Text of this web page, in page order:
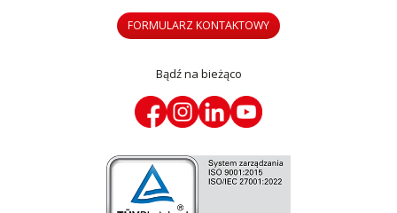
FORMULARZ KONTAKTOWY
Bądź na bieżąco